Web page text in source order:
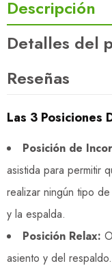
Descripción
Detalles del
Reseñas
Las 3 Posiciones
Posición de
asistida para permitir
realizar ningún tipo
y la espalda.
Posición Relax:
asiento y del